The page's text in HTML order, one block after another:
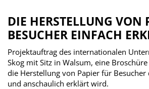
DIE HERSTELLUNG VON
BESUCHER EINFACH
Projektauftrag des internationalen
Skog mit Sitz in Walsum, eine
die Herstellung von Papier für Besucher
und anschaulich erklärt wird.